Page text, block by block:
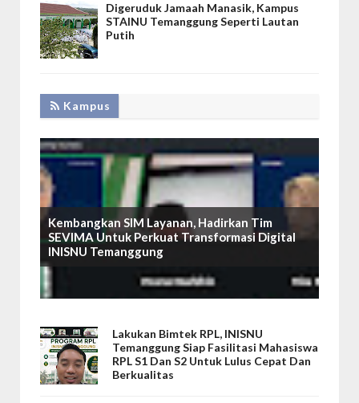
Digeruduk Jamaah Manasik, Kampus
STAINU Temanggung Seperti Lautan
Putih
Kampus
Kembangkan SIM Layanan, Hadirkan Tim
SEVIMA Untuk Perkuat Transformasi Digital
INISNU Temanggung
Lakukan Bimtek RPL, INISNU
Temanggung Siap Fasilitasi Mahasiswa
RPL S1 Dan S2 Untuk Lulus Cepat Dan
Berkualitas